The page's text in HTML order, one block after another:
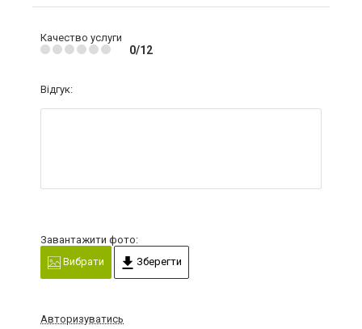
Качество услуги
0/12
Відгук:
Завантажити фото:
Вибрати
Зберегти
Авторизуватись